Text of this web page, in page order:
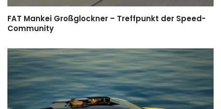
FAT Mankei Großglockner – Treffpunkt der Speed-
Community